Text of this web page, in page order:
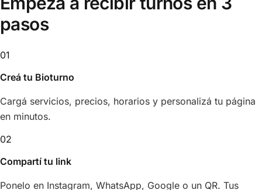
pasos
01
Creá tu Bioturno
Cargá servicios, precios, horarios y personalizá tu página
en minutos.
02
Compartí tu link
Ponelo en Instagram, WhatsApp, Google o un QR. Tus